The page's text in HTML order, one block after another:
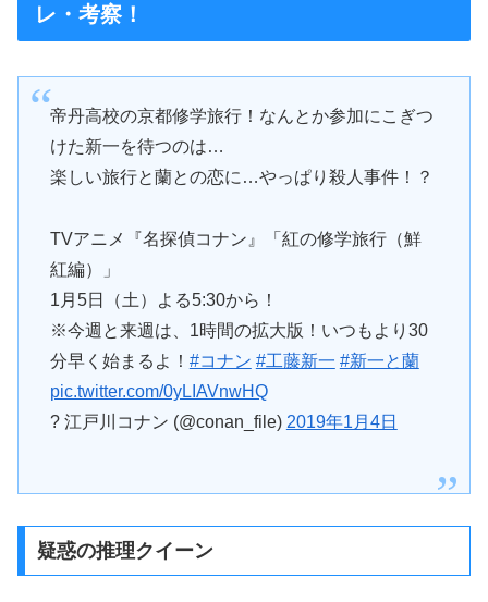
レ・考察！
帝丹高校の京都修学旅行！なんとか参加にこぎつ
けた新一を待つのは…
楽しい旅行と蘭との恋に…やっぱり殺人事件！？
TVアニメ『名探偵コナン』「紅の修学旅行（鮮
紅編）」
1月5日（土）よる5:30から！
※今週と来週は、1時間の拡大版！いつもより30
分早く始まるよ！ #コナン #工藤新一 #新一と蘭
pic.twitter.com/0yLIAVnwHQ
? 江戸川コナン (@conan_file) 2019年1月4日
疑惑の推理クイーン